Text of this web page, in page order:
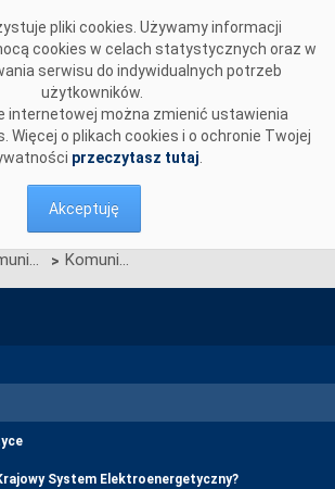
pliki cookies. Używamy informacji
cookies w celach statystycznych oraz w
serwisu do indywidualnych potrzeb
użytkowników.
internetowej można zmienić ustawienia
Więcej o plikach cookies i o ochronie Twojej
przeczytasz tutaj
Akceptuję
Komunikaty OSP > Komunikat o nierynkowym redysponowaniu jednostek wytwórczych PV w KSE w dn. 31.03.2024
System Elektroenergetyczny?